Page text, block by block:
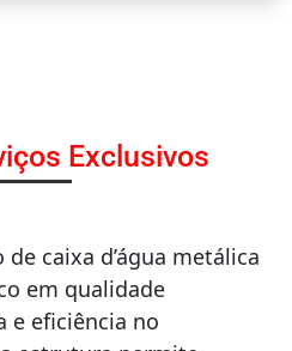
Exclusivos
caixa d’água metálica
em qualidade
e eficiência no